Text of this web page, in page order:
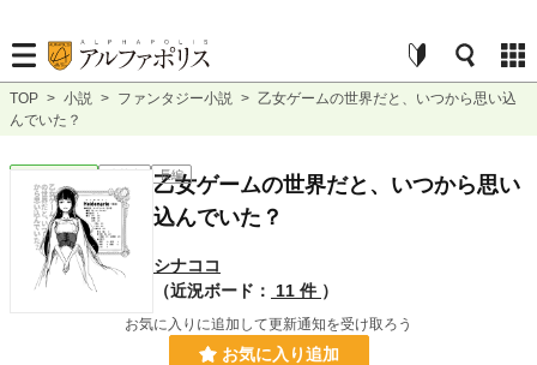
TOP > 小説 > ファンタジー小説 > 乙女ゲームの世界だと、いつから思い込
んでいた？
長編
乙女ゲームの世界だと、いつから思い
込んでいた？
シナココ
（近況ボード：
11 件 ）
お気に入りに追加して更新通知を受け取ろう
お気に入り追加